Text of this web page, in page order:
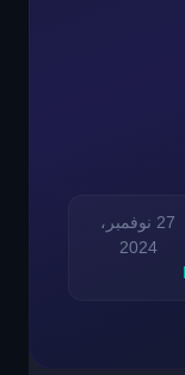
27 نوفمبر،
2024